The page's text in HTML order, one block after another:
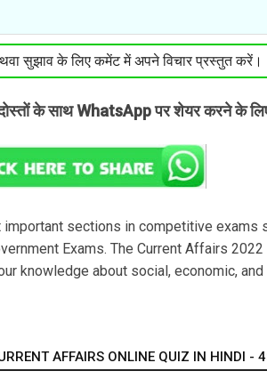
सुझाव के लिए कमेंट में अपने विचार प्रस्तुत करें।
के साथ WhatsApp पर शेयर करने के
sections in competitive exams
Exams. The Current Affairs
knowledge about social, economic, and
AFFAIRS ONLINE QUIZ IN HINDI -